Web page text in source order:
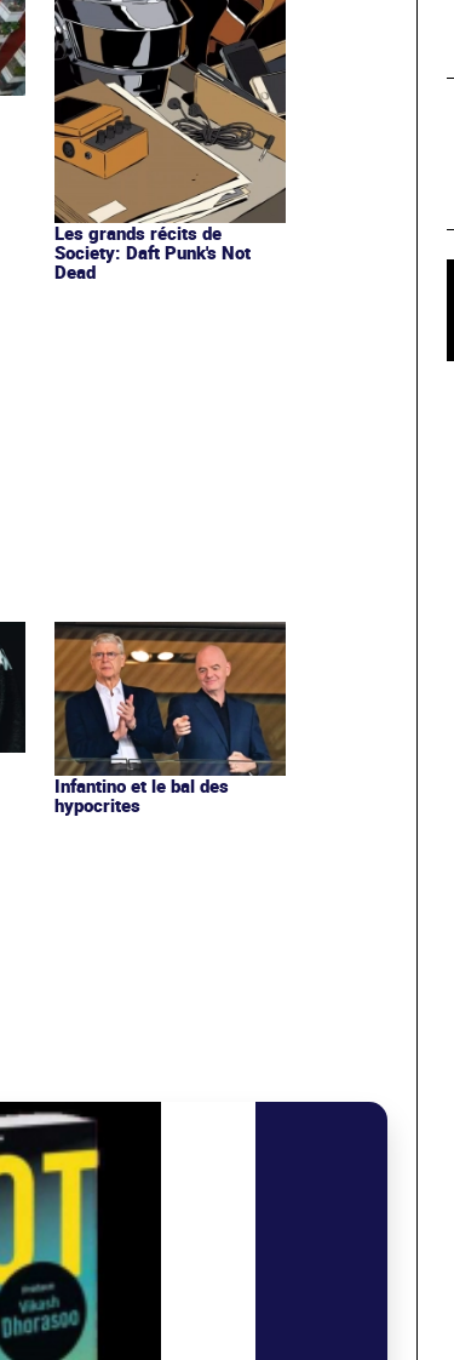
Les grands récits de
Society: Daft Punk's Not
Dead
Infantino et le bal des
hypocrites